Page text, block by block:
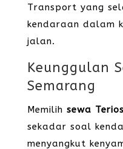
Transport yang
kendaraan dalam
jalan.
Keunggulan
Semarang
Memilih sewa
sekadar soal
menyangkut